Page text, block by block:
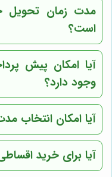
مدت زمان تحویل
است؟
آیا امکان پیش
وجود دارد؟
آیا امکان انتخاب
آیا برای خرید